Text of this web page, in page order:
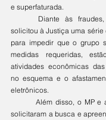
e superfaturada.
solicitou à Justiça uma
para impedir que o grupo
medidas requeridas,
atividades econômicas
no esquema e o
eletrônicos.
solicitaram a busca e